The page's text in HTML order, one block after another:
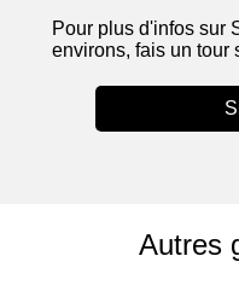
Pour plus d'infos sur
environs, fais un tour
Autres